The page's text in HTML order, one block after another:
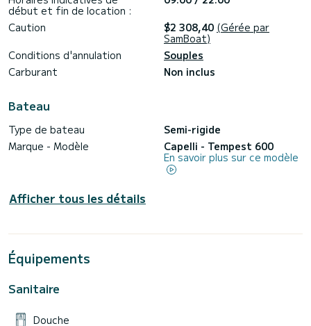
début et fin de location :
Caution
$2 308,40 (Gérée par
SamBoat)
Conditions d'annulation
Souples
Carburant
Non inclus
Bateau
Type de bateau
Semi-rigide
Marque - Modèle
Capelli - Tempest 600
En savoir plus sur ce modèle
Afficher tous les détails
Équipements
Sanitaire
Douche